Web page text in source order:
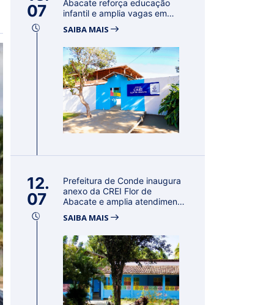
07
Abacate reforça educação
infantil e amplia vagas em
SAIBA MAIS
12.
07
Prefeitura de Conde inaugura
anexo da CREI Flor de
Abacate e amplia atendimento
SAIBA MAIS